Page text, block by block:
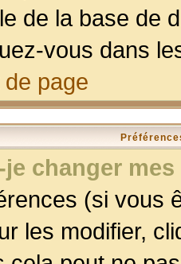
de la base de
vous dans
page
changer
(si vous
les modifier,